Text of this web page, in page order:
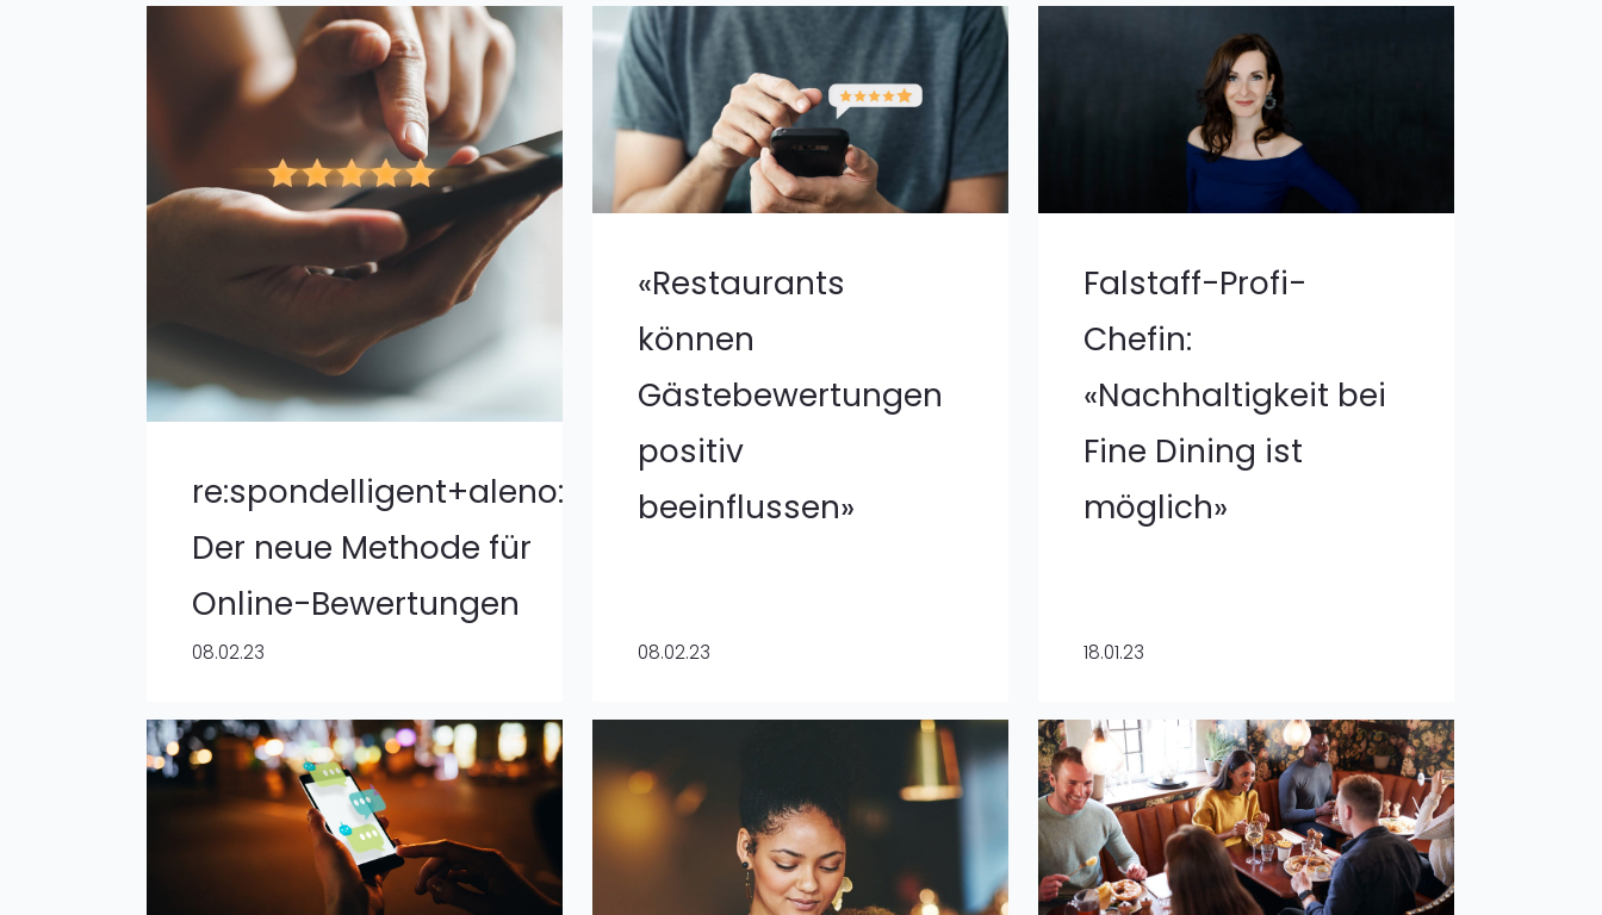
re:spondelligent+aleno:
Der neue Methode für
Online-Bewertungen
08.02.23
«Restaurants
können
Gästebewertungen
positiv
beeinflussen»
08.02.23
Falstaff-Profi-
Chefin:
«Nachhaltigkeit bei
Fine Dining ist
möglich»
18.01.23